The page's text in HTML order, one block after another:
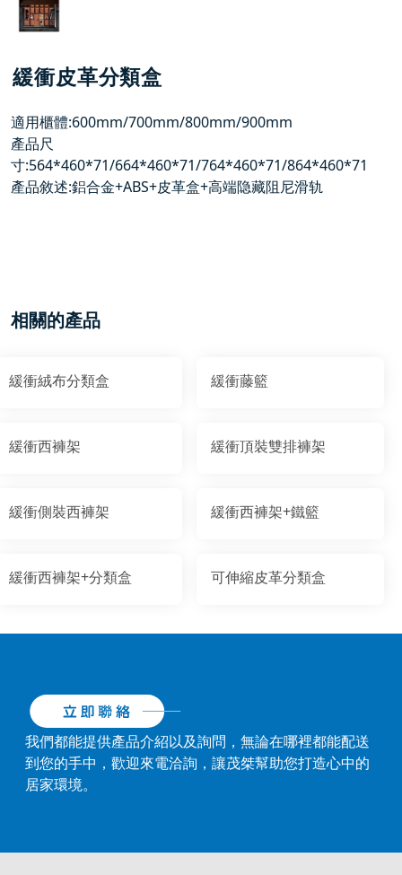
緩衝皮革分類盒
適用櫃體:600mm/700mm/800mm/900mm
產品尺
寸:564*460*71/664*460*71/764*460*71/864*460*71
產品敘述:鋁合金+ABS+皮革盒+高端隐藏阻尼滑轨
相關的產品
緩衝絨布分類盒 緩衝藤籃
緩衝西褲架 緩衝頂裝雙排褲架
緩衝側裝西褲架 緩衝西褲架+鐵籃
緩衝西褲架+分類盒 可伸縮皮革分類盒
我們都能提供產品介紹以及詢問，無論在哪裡都能配送
到您的手中，歡迎來電洽詢，讓茂桀幫助您打造心中的
居家環境。